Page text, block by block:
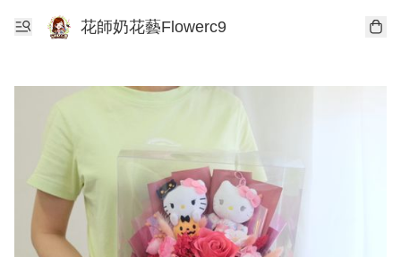
花師奶花藝Flowerc9